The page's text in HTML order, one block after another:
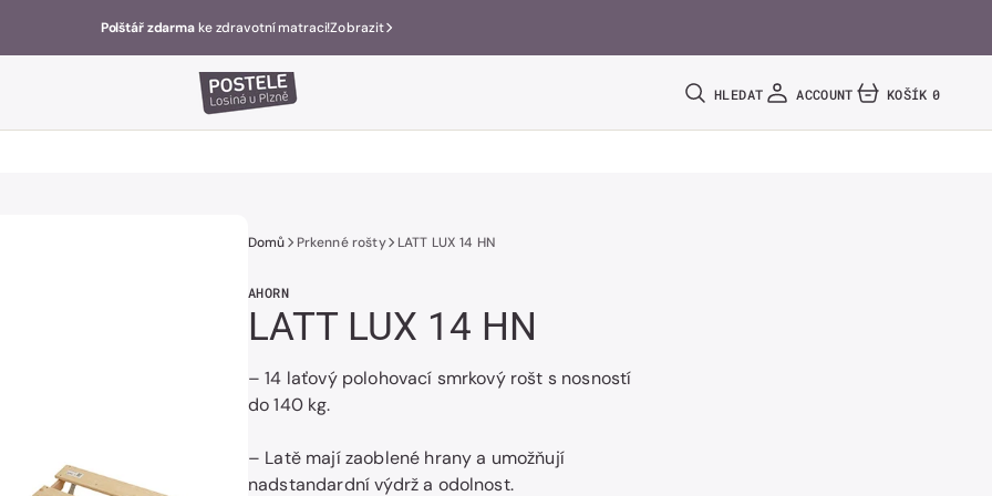
Polštář zdarmake zdravotní matraci!Zobrazit
HLEDAT ACCOUNT KOŠÍK 0
POLOŽEK
Domů Prkenné rošty LATT LUX 14 HN
AHORN
LATT LUX 14 HN
– 14 laťový polohovací smrkový rošt s nosností
do 140 kg.
– Latě mají zaoblené hrany a umožňují
nadstandardní výdrž a odolnost.